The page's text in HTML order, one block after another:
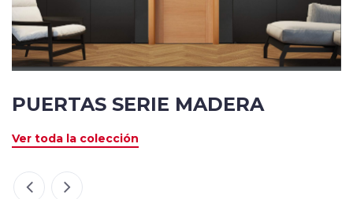
PUERTAS SERIE MADERA
Ver toda la colección